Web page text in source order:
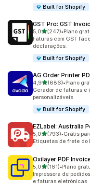
Built for Shopify
GST Pro: GST
5,0de 5 estrelas
(247)
247 avaliações ao
•Plano
Faturas com GST
declarações.
Built for Shopify
AG Order Printer
4,9de 5 estrelas
(686)
686 avaliações ao
•Plano
Gerador de faturas e
personalizáveis
Built for Shopify
EZLabel: Australia
5,0de 5 estrelas
(793)
793 avaliações ao
•Grátis
Etiquetas de frete do
Oxilayer PDF
5,0de 5 estrelas
(161)
161 avaliações ao
•Plano
Impressora de
e faturas eletrônicas